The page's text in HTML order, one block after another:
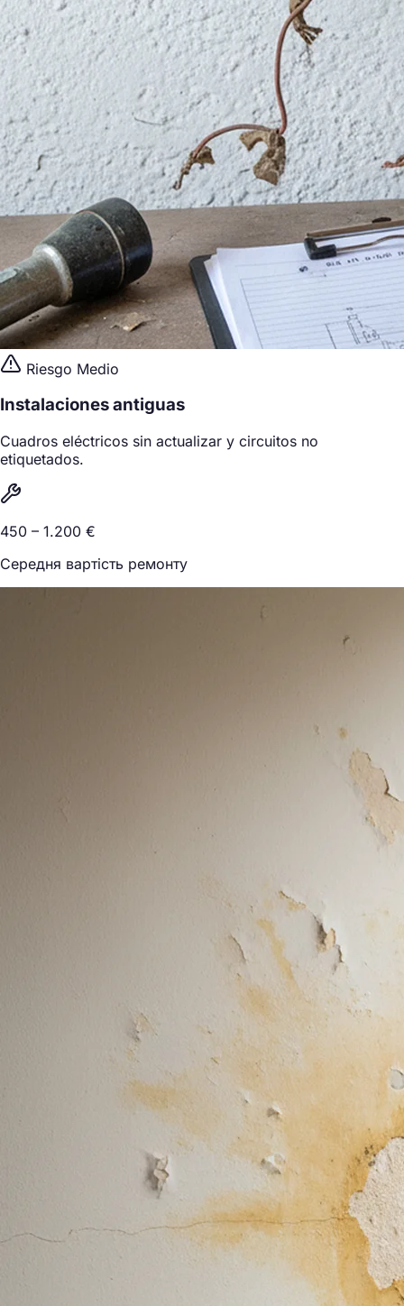
Riesgo Medio
Instalaciones antiguas
Cuadros eléctricos sin actualizar y circuitos no
etiquetados.
450 – 1.200 €
Середня вартість ремонту